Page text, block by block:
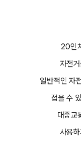
20인
자전
일반적인 자
접을 수
대중교
사용